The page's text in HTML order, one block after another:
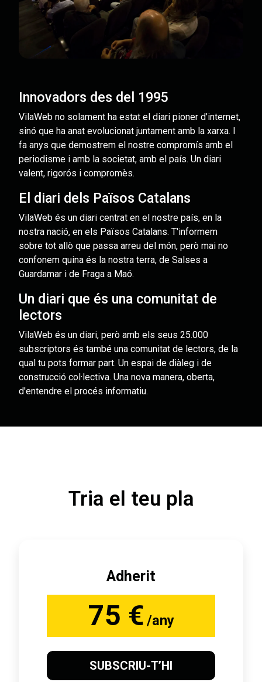
Innovadors des del 1995
VilaWeb no solament ha estat el diari pioner d’internet,
sinó que ha anat evolucionat juntament amb la xarxa. I
fa anys que demostrem el nostre compromís amb el
periodisme i amb la societat, amb el país. Un diari
valent, rigorós i compromès.
El diari dels Països Catalans
VilaWeb és un diari centrat en el nostre país, en la
nostra nació, en els Països Catalans. T'informem
sobre tot allò que passa arreu del món, però mai no
confonem quina és la nostra terra, de Salses a
Guardamar i de Fraga a Maó.
Un diari que és una comunitat de
lectors
VilaWeb és un diari, però amb els seus 25.000
subscriptors és també una comunitat de lectors, de la
qual tu pots formar part. Un espai de diàleg i de
construcció col·lectiva. Una nova manera, oberta,
d'entendre el procés informatiu.
Tria el teu pla
Adherit
75 € /any
SUBSCRIU-T’HI